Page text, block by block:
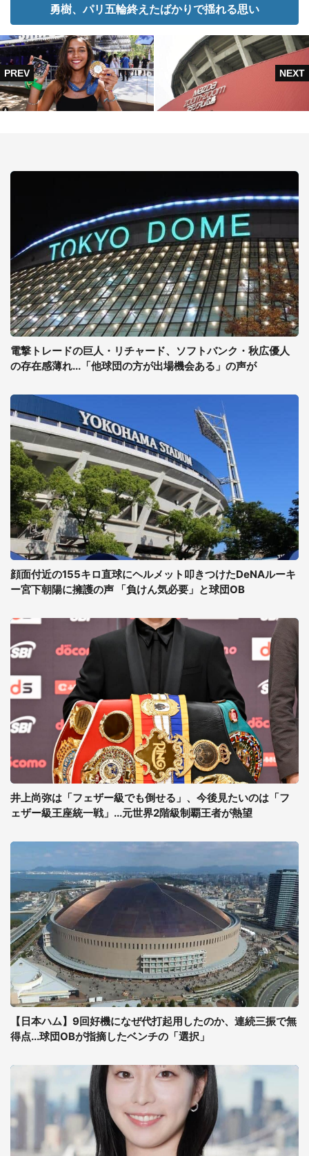
勇樹、パリ五輪終えたばかりで揺れる思い
電撃トレードの巨人・リチャード、ソフトバンク・秋広優人
の存在感薄れ...「他球団の方が出場機会ある」の声が
顔面付近の155キロ直球にヘルメット叩きつけたDeNAルーキ
ー宮下朝陽に擁護の声 「負けん気必要」と球団OB
井上尚弥は「フェザー級でも倒せる」、今後見たいのは「フ
ェザー級王座統一戦」...元世界2階級制覇王者が熱望
【日本ハム】9回好機になぜ代打起用したのか、連続三振で無
得点...球団OBが指摘したベンチの「選択」